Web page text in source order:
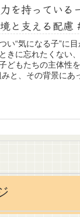
を持っている
と支える配慮
い“気になる子”に
きに忘れたくない
どもたちの主体性
みと、その背景にあ